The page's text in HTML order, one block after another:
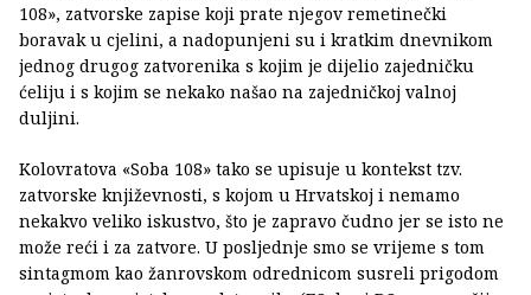
108», zatvorske zapise koji prate njegov remetinečki
boravak u cjelini, a nadopunjeni su i kratkim dnevnikom
jednog drugog zatvorenika s kojim je dijelio zajedničku
ćeliju i s kojim se nekako našao na zajedničkoj valnoj
duljini.
Kolovratova «Soba 108» tako se upisuje u kontekst tzv.
zatvorske književnosti, s kojom u Hrvatskoj i nemamo
nekakvo veliko iskustvo, što je zapravo čudno jer se isto ne
može reći i za zatvore. U posljednje smo se vrijeme s tom
sintagmom kao žanrovskom odrednicom susreli prigodom